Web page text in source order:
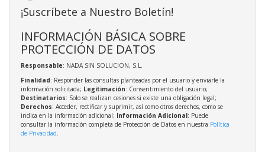
¡Suscríbete a Nuestro Boletín!
INFORMACIÓN BÁSICA SOBRE
PROTECCIÓN DE DATOS
Responsable: NADA SIN SOLUCION, S.L.
Finalidad: Responder las consultas planteadas por el usuario y enviarle la
información solicitada; Legitimación: Consentimiento del usuario;
Destinatarios: Solo se realizan cesiones si existe una obligación legal;
Derechos: Acceder, rectificar y suprimir, así como otros derechos, como se
indica en la información adicional; Información Adicional: Puede
consultar la información completa de Protección de Datos en nuestra Política
de Privacidad